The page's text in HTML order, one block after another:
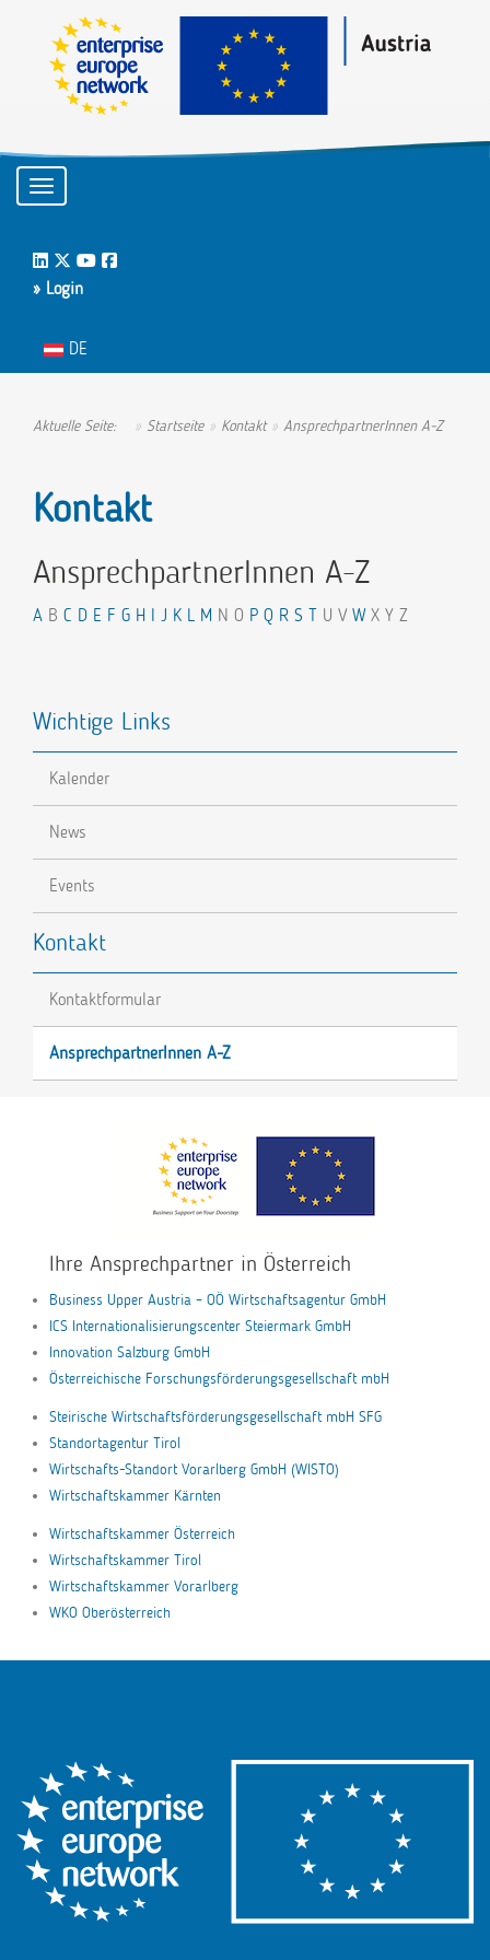
Toggle navigation
LinkedIn
Twitter
Youtube
Facebook
» Login
Sprache auswählen
DE
Aktuelle Seite: Startseite Kontakt AnsprechpartnerInnen A-Z
Kontakt
AnsprechpartnerInnen A-Z
A B C D E F G H I J K L M N O P Q R S T U V WX Y Z
Wichtige Links
Kalender
News
Events
Kontakt
Kontaktformular
AnsprechpartnerInnen A-Z
Ihre Ansprechpartner in Österreich
Business Upper Austria – OÖ Wirtschaftsagentur GmbH
ICS Internationalisierungscenter Steiermark GmbH
Innovation Salzburg GmbH
Österreichische Forschungsförderungsgesellschaft mbH
Steirische Wirtschaftsförderungsgesellschaft mbH SFG
Standortagentur Tirol
Wirtschafts-Standort Vorarlberg GmbH (WISTO)
Wirtschaftskammer Kärnten
Wirtschaftskammer Österreich
Wirtschaftskammer Tirol
Wirtschaftskammer Vorarlberg
WKO Oberösterreich